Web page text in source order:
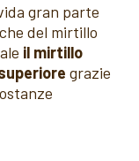
gran parte
del mirtillo
il mirtillo
grazie